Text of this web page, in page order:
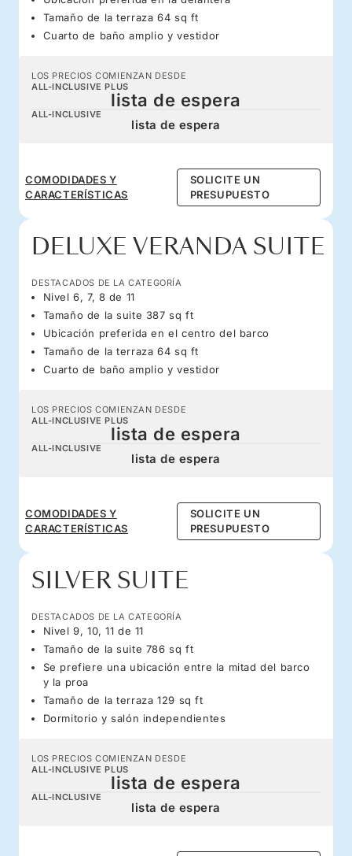
Tamaño de la terraza 64 sq ft
Cuarto de baño amplio y vestidor
LOS PRECIOS COMIENZAN DESDE
ALL-INCLUSIVE PLUS
lista de espera
ALL-INCLUSIVE
lista de espera
COMODIDADES Y
CARACTERÍSTICAS
SOLICITE UN
PRESUPUESTO
DELUXE VERANDA SUITE
DESTACADOS DE LA CATEGORÍA
Nivel 6, 7, 8 de 11
Tamaño de la suite 387 sq ft
Ubicación preferida en el centro del barco
Tamaño de la terraza 64 sq ft
Cuarto de baño amplio y vestidor
LOS PRECIOS COMIENZAN DESDE
ALL-INCLUSIVE PLUS
lista de espera
ALL-INCLUSIVE
lista de espera
COMODIDADES Y
CARACTERÍSTICAS
SOLICITE UN
PRESUPUESTO
SILVER SUITE
DESTACADOS DE LA CATEGORÍA
Nivel 9, 10, 11 de 11
Tamaño de la suite 786 sq ft
Se prefiere una ubicación entre la mitad del barco
y la proa
Tamaño de la terraza 129 sq ft
Dormitorio y salón independientes
LOS PRECIOS COMIENZAN DESDE
ALL-INCLUSIVE PLUS
lista de espera
ALL-INCLUSIVE
lista de espera